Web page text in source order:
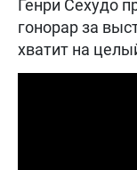
Генри Сехудо
гонорар за
хватит на